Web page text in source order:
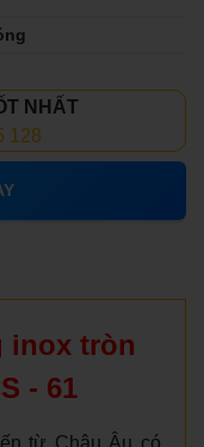
NHẤT
128
inox tròn
- 61
từ Châu Âu có